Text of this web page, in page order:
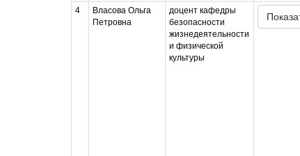
4
Власова Ольга
Петровна
доцент кафедры
безопасности
жизнедеятельности
и физической
культуры